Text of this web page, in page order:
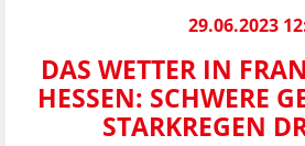
29.06.2023
DAS WETTER IN
HESSEN: SCHWERE
STARKREGEN